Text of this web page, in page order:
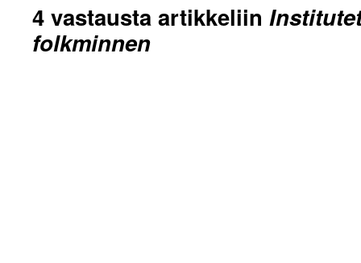
4 vastausta artikkeliin
folkminnen